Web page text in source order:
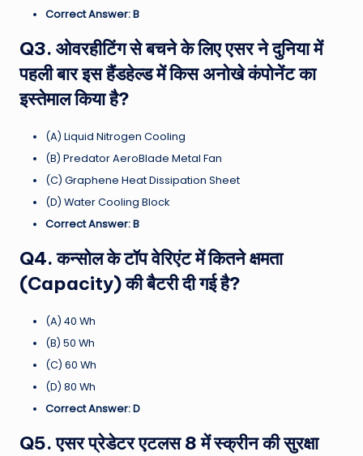
Correct Answer: B
Q3. ओवरहीटिंग से बचने के लिए एसर ने दुनिया में
पहली बार इस हैंडहेल्ड में किस अनोखे कंपोनेंट का
इस्तेमाल किया है?
(A) Liquid Nitrogen Cooling
(B) Predator AeroBlade Metal Fan
(C) Graphene Heat Dissipation Sheet
(D) Water Cooling Block
Correct Answer: B
Q4. कन्सोल के टॉप वेरिएंट में कितने क्षमता
(Capacity) की बैटरी दी गई है?
(A) 40 Wh
(B) 50 Wh
(C) 60 Wh
(D) 80 Wh
Correct Answer: D
Q5. एसर प्रेडेटर एटलस 8 में स्क्रीन की सुरक्षा